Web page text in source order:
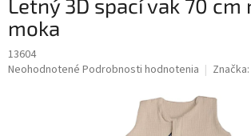
Letný 3D spací vak 70 cm
moka
13604
Priemerné
Neohodnotené Podrobnosti hodnotenia Značka: